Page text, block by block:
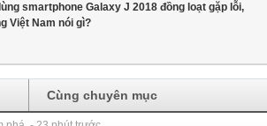
smartphone Galaxy J 2018 đồng loạt gặp lỗi,
Việt Nam nói gì?
Cùng chuyên mục